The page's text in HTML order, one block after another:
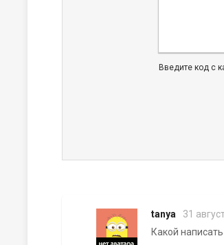
Введите код с
tanya
31
Какой